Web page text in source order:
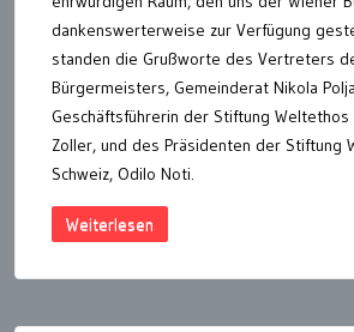
dankenswerterweise zur Verfügung
standen die Grußworte des Vertreters
Bürgermeisters, Gemeinderat Nikola
Geschäftsführerin der Stiftung Weltethos
Zoller, und des Präsidenten der Stiftung
Schweiz, Odilo Noti.
Weiterlesen